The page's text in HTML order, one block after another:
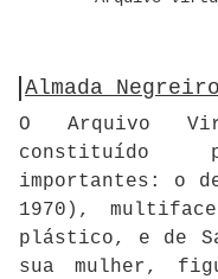
Almada
O Arquivo
constituído
importantes: o
1970),
plástico, e de
sua mulher,